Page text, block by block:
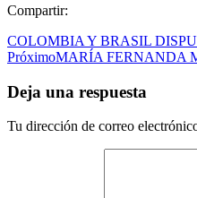
Compartir:
COLOMBIA Y BRASIL
PróximoMARÍA FERNANDA
Deja una respuesta
Tu dirección de correo